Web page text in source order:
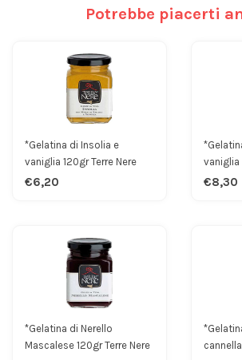
Potrebbe piacerti
*Gelatina di Insolia e
vaniglia 120gr Terre Nere
€6,20
vaniglia
€8,30
*Gelatina di Nerello
Mascalese 120gr Terre Nere